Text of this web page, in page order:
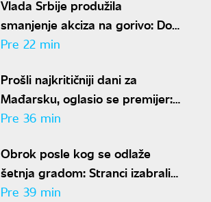
Vlada Srbije produžila
smanjenje akciza na gorivo: Do
ovog datuma važiće umanjenje
Pre 22 min
Prošli najkritičniji dani za
Mađarsku, oglasio se premijer:
"Očuvali smo energetsku
Pre 36 min
Obrok posle kog se odlaže
šetnja gradom: Stranci izabrali
10 srpskih jela koja se ne
Pre 39 min